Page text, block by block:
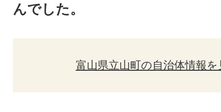
んでした。
富山県立山町の自治体情報を